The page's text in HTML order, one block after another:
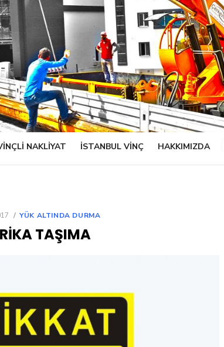
NAKLIYAT ISTANBUL VINÇ HAKKIMIZDA
YÜK ALTINDA DURMA
TAŞIMA